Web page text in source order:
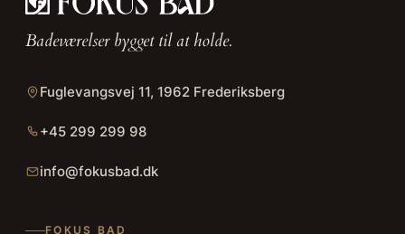
Badeværelser bygget til at holde.
Fuglevangsvej 11, 1962 Frederiksberg
+45 299 299 98
info@fokusbad.dk
FOKUS BAD